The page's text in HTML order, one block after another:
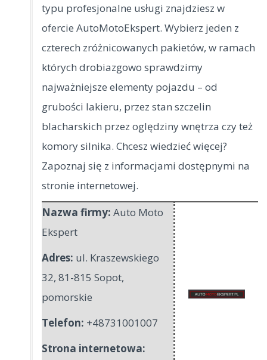
typu profesjonalne usługi znajdziesz w
ofercie AutoMotoEkspert. Wybierz jeden z
czterech zróżnicowanych pakietów, w ramach
których drobiazgowo sprawdzimy
najważniejsze elementy pojazdu – od
grubości lakieru, przez stan szczelin
blacharskich przez oględziny wnętrza czy też
komory silnika. Chcesz wiedzieć więcej?
Zapoznaj się z informacjami dostępnymi na
stronie internetowej.
Nazwa firmy: Auto Moto
Ekspert
Adres: ul. Kraszewskiego
32, 81-815 Sopot,
pomorskie
Telefon: +48731001007
Strona internetowa: